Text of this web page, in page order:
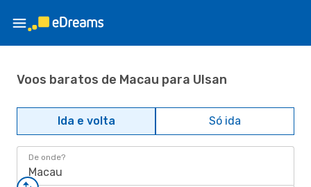
Voos baratos de Macau para Ulsan
Ida e volta Só ida
De onde?
Macau